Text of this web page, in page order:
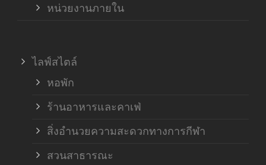
หน่วยงานภายใน
ไลฟ์สไตล์
หอพัก
ร้านอาหารและคาเฟ่
สิ่งอำนวยความสะดวกทางการกีฬา
สวนสาธารณะ